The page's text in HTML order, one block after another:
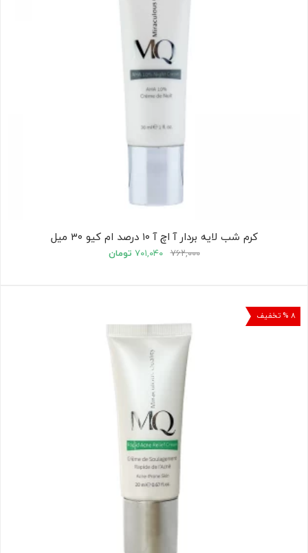
کرم شب لایه بردار آ اچ آ ۱۰ درصد ام کیو ۳۰ میل
۷۶۲,۰۰۰ ۷۰۱,۰۴۰ تومان
۸ % تخفیف